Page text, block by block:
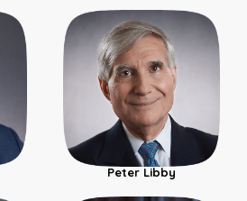
Peter Libby